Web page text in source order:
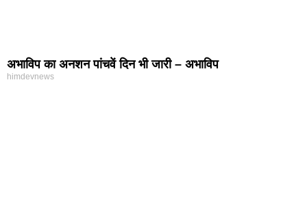
अभाविप का अनशन पांचवें दिन भी जारी – अभाविप
himdevnews